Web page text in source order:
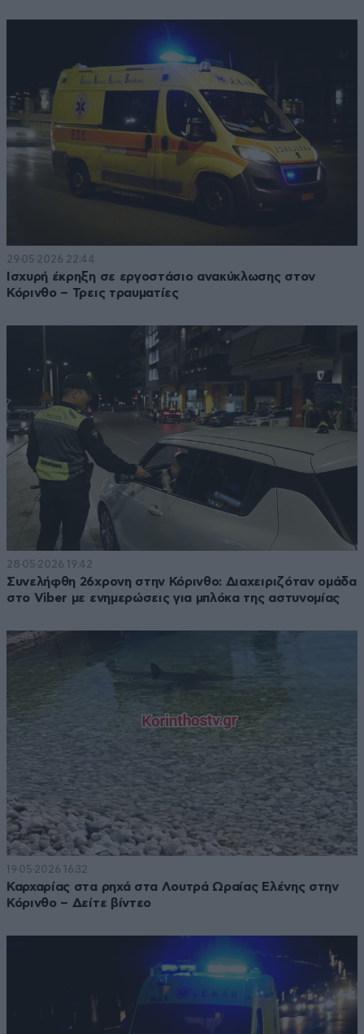
29·05·2026 22:44
Ισχυρή έκρηξη σε εργοστάσιο ανακύκλωσης στον
Κόρινθο – Τρεις τραυματίες
28·05·2026 19:42
Συνελήφθη 26χρονη στην Κόρινθο: Διαχειριζόταν ομάδα
στο Viber με ενημερώσεις για μπλόκα της αστυνομίας
19·05·2026 16:32
Καρχαρίας στα ρηχά στα Λουτρά Ωραίας Ελένης στην
Κόρινθο – Δείτε βίντεο